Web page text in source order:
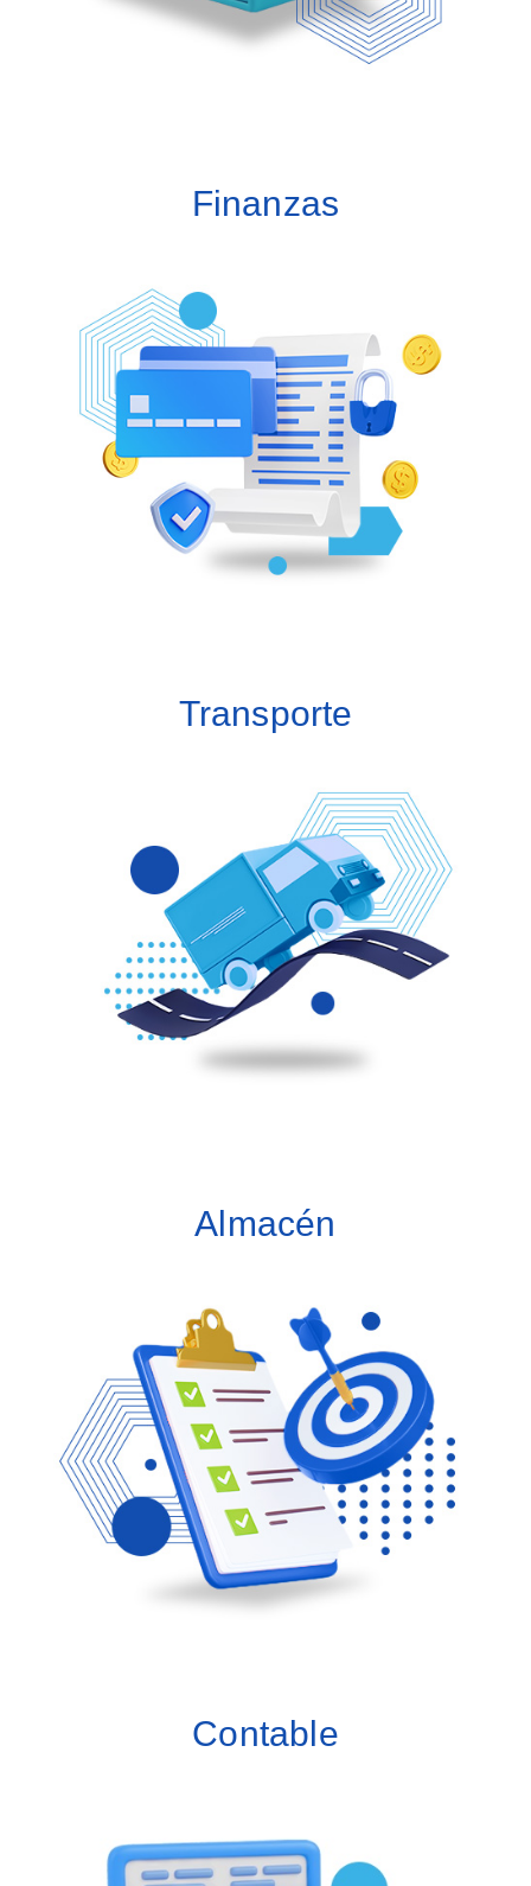
Finanzas
Módulos:
Socios estratégicos
Ventas
Compras
Inventarios
Transporte
Módulos:
Socios estratégicos
Logística
Inventarios
Almacén
Módulos:
Socios estratégicos
Ventas
Compras
Inventarios
Contable